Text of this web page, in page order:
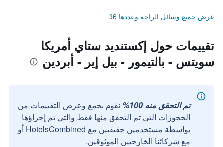
عرض جميع وسائل الراحة وعددها 36
تقييمات حول إكستنديد ستاي أمريكا
سويتس - بالتيمور - بيل إير - أبردين
تم التحقق منه 100%
نقوم بجمع وعرض التقييمات من
الحجوزات التي تم التحقق منها فقط والتي تم إجراؤها
بواسطة مستخدمين حقيقيين مع HotelsCombined أو
مع شركائنا الخارجيين الموثوقين.